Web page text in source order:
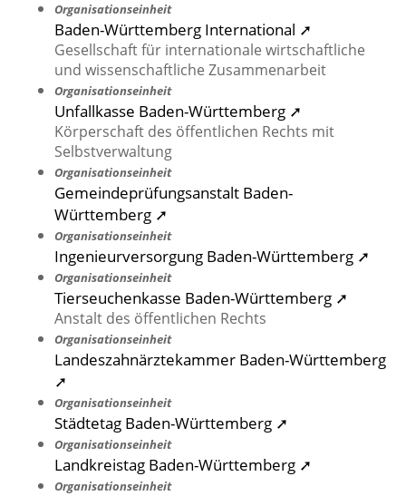
Organisationseinheit
Baden-Württemberg International ➚
Gesellschaft für internationale wirtschaftliche
und wissenschaftliche Zusammenarbeit
Organisationseinheit
Unfallkasse Baden-Württemberg ➚
Körperschaft des öffentlichen Rechts mit
Selbstverwaltung
Organisationseinheit
Gemeindeprüfungsanstalt Baden-
Württemberg ➚
Organisationseinheit
Ingenieurversorgung Baden-Württemberg ➚
Organisationseinheit
Tierseuchenkasse Baden-Württemberg ➚
Anstalt des öffentlichen Rechts
Organisationseinheit
Landeszahnärztekammer Baden-Württemberg
➚
Organisationseinheit
Städtetag Baden-Württemberg ➚
Organisationseinheit
Landkreistag Baden-Württemberg ➚
Organisationseinheit